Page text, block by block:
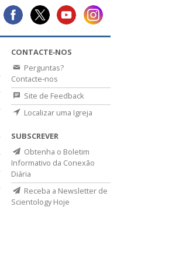
CONTACTE‑NOS
Perguntas?
Contacte‑nos
Site de Feedback
Localizar uma Igreja
SUBSCREVER
Obtenha o Boletim
Informativo da Conexão
Diária
Receba a Newsletter de
Scientology Hoje